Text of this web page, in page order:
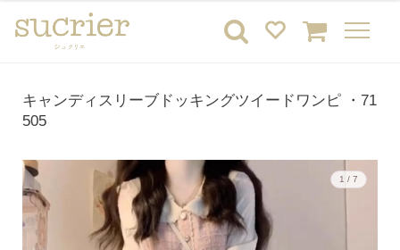
キャンディスリーブドッキングツイードワンピ ・71
505
1 / 7